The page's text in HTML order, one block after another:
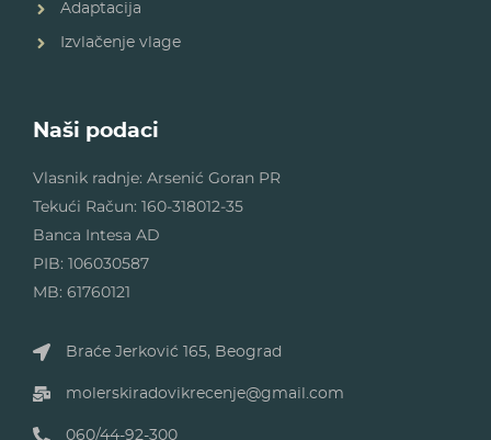
Adaptacija
Izvlačenje vlage
Naši podaci
Vlasnik radnje: Arsenić Goran PR
Tekući Račun: 160-318012-35
Banca Intesa AD
PIB: 106030587
MB: 61760121
Braće Jerković 165, Beograd
molerskiradovikrecenje@gmail.com
060/44-92-300